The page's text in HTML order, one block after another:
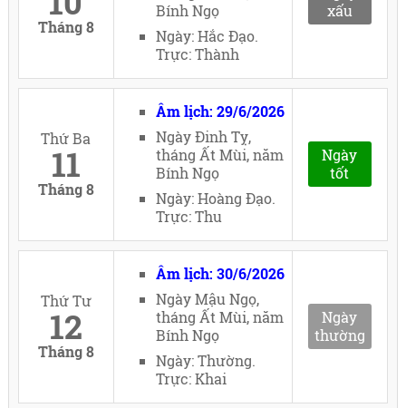
Tháng 8
Bính Ngọ
Ngày: Hắc Đạo.
Trực: Thành
xấu
Thứ Ba
11
Tháng 8
Âm lịch: 29/6/2026
Ngày Đinh Tỵ,
tháng Ất Mùi, năm
Bính Ngọ
Ngày: Hoàng Đạo.
Trực: Thu
Ngày
tốt
Thứ Tư
12
Tháng 8
Âm lịch: 30/6/2026
Ngày Mậu Ngọ,
tháng Ất Mùi, năm
Bính Ngọ
Ngày: Thường.
Trực: Khai
Ngày
thường